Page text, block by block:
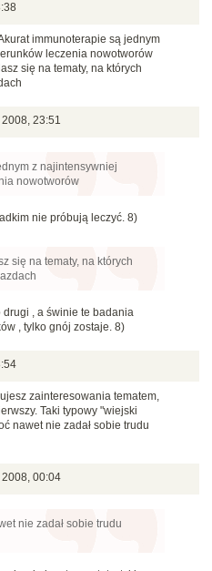
immunoterapie są jednym
leczenia nowotworów
się na tematy, na których
23:51
z najintensywniej
nowotworów
nie próbują leczyć. 8)
się na tematy, na których
drugi , a świnie te badania
, tylko gnój zostaje. 8)
zainteresowania tematem,
Taki typowy "wiejski
nawet nie zadał sobie trudu
00:04
nie zadał sobie trudu